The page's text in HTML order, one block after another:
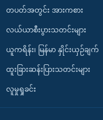
တပတ်အတွင်း အားကစား
လယ်ယာစီးပွားသတင်းများ
ယူကရိန်း၊ မြန်မာ နှိုင်းယှဉ်ချက်
ထူးခြားဆန်းပြားသတင်းများ
လူမှုရှုခင်း